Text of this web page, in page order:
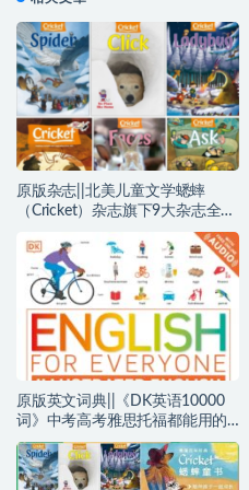
原版杂志||北美儿童文学蟋蟀
（Cricket）杂志旗下9大杂志全套
大合集（2024年刊，更新中）！
babybug、lady bug、click、
cricket等~编号【YZ0051】
原版英文词典||《DK英语10000
词》中考高考雅思托福都能用的
词库，PDF+配套音频！编号
~【YZ0048】